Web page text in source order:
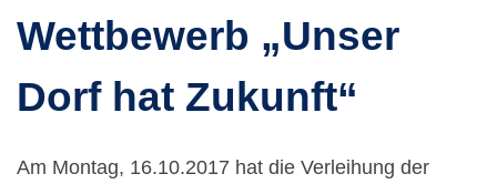
Wettbewerb „Unser
Dorf hat Zukunft“
Am Montag, 16.10.2017 hat die Verleihung der